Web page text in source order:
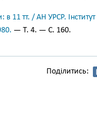
в 11 тт. / АН УРСР.
— Т. 4. — С. 160.
Поділитись: